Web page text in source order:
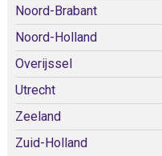
Noord-Brabant
Noord-Holland
Overijssel
Utrecht
Zeeland
Zuid-Holland